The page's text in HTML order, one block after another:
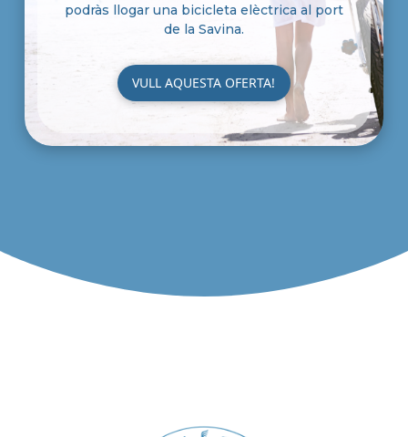
podràs llogar una bicicleta elèctrica al port
de la Savina.
VULL AQUESTA OFERTA!